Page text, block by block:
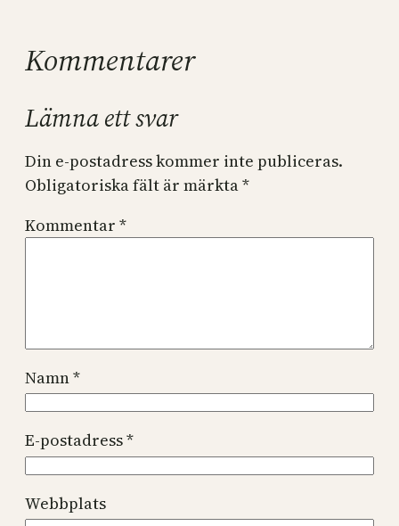
Kommentarer
Lämna ett svar
Din e-postadress kommer inte publiceras.
Obligatoriska fält är märkta*
Kommentar *
Namn*
E-postadress*
Webbplats